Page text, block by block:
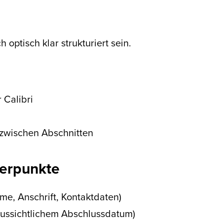
optisch klar strukturiert sein.
Calibri
Abschnitten
Anschrift, Kontaktdaten)
Abschlussdatum)